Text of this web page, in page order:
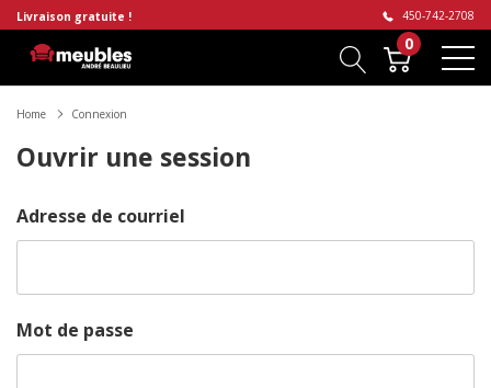
Livraison gratuite ! 450-742-2708
0
Home Connexion
Ouvrir une session
Adresse de courriel
Mot de passe